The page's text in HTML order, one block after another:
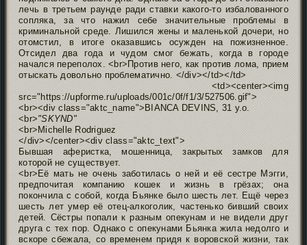
лечь в третьем раунде ради ставки какого-то избалованного
сопляка, за что нажил себе значительные проблемы в
криминальной среде. Лишился жены и маленькой дочери, но
отомстил, в итоге оказавшись осужден на пожизненное.
Отсидел два года и чудом смог бежать, когда в городе
начался переполох. <br>Против него, как против лома, прием
отыскать довольно проблематично. </div></td></td>
<td><center><img
src="https://upforme.ru/uploads/001c/0f/f1/3/527506.gif">
<br><div class="aktc_name">BIANCA DEVINS, 31 y.o.
<br>"SKYND"
<br>Michelle Rodriguez
</div></center><div class="aktc_text">
Бывшая аферистка, мошенница, закрытых замков для
которой не существует.
<br>Её мать не очень заботилась о ней и её сестре Мэгги,
предпочитая компанию кошек и жизнь в грёзах; она
покончила с собой, когда Бьянке было шесть лет. Ещё через
шесть лет умер её отец-алкоголик, частенько бивший своих
детей. Сёстры попали к разным опекунам и не видели друг
друга с тех пор. Однако с опекунами Бьянка жила недолго и
вскоре сбежала, со временем придя к воровской жизни, так